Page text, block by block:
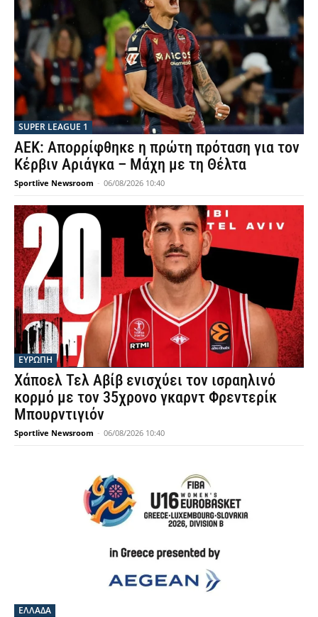
SUPER LEAGUE 1
ΑΕΚ: Απορρίφθηκε η πρώτη πρόταση για τον
Κέρβιν Αριάγκα – Μάχη με τη Θέλτα
Sportlive Newsroom - 06/08/2026 10:40
ΕΥΡΩΠΗ
Χάποελ Τελ Αβίβ ενισχύει τον ισραηλινό
κορμό με τον 35χρονο γκαρντ Φρεντερίκ
Μπουρντιγιόν
Sportlive Newsroom - 06/08/2026 10:40
ΕΛΛΑΔΑ